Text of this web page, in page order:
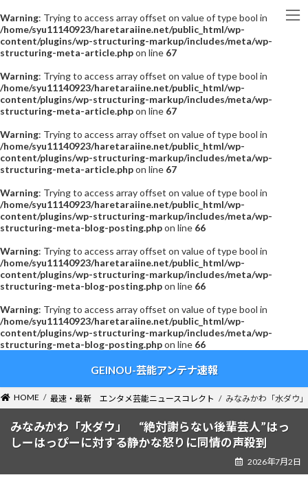
Warning: Trying to access array offset on value of type bool in
/home/syu11140923/haretaraiine.net/public_html/wp-
content/plugins/wp-structuring-markup/includes/meta/wp-
structuring-meta-article.phpon line 67
Warning: Trying to access array offset on value of type bool in
/home/syu11140923/haretaraiine.net/public_html/wp-
content/plugins/wp-structuring-markup/includes/meta/wp-
structuring-meta-article.phpon line 67
Warning: Trying to access array offset on value of type bool in
/home/syu11140923/haretaraiine.net/public_html/wp-
content/plugins/wp-structuring-markup/includes/meta/wp-
structuring-meta-article.phpon line 67
Warning: Trying to access array offset on value of type bool in
/home/syu11140923/haretaraiine.net/public_html/wp-
content/plugins/wp-structuring-markup/includes/meta/wp-
structuring-meta-blog-posting.phpon line 66
Warning: Trying to access array offset on value of type bool in
/home/syu11140923/haretaraiine.net/public_html/wp-
content/plugins/wp-structuring-markup/includes/meta/wp-
structuring-meta-blog-posting.phpon line 66
Warning: Trying to access array offset on value of type bool in
/home/syu11140923/haretaraiine.net/public_html/wp-
content/plugins/wp-structuring-markup/includes/meta/wp-
structuring-meta-blog-posting.phpon line 66
ン
ツ
ー
シ
GEINOU-芸能アンテナ速報
HOME 最速・最新 エンタメ芸能ニュースコレクト みなみかわ「水ダウ
みなみかわ「水ダウ」 “絶対謝らない後輩芸人”はっ
しーはっぴーに対する静かな怒りに同情の声殺到
2026年7月2日